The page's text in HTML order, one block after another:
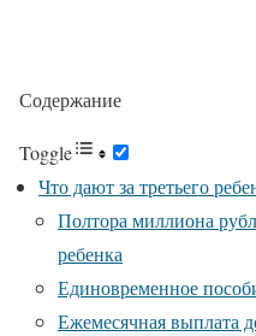
Содержание
Toggle
Что дают за третьего
Полтора миллиона
ребенка
Единовременное
Ежемесячная выплата